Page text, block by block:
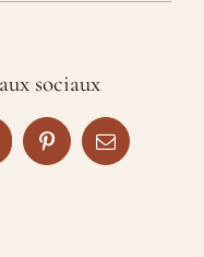
sociaux
PinterestEmail